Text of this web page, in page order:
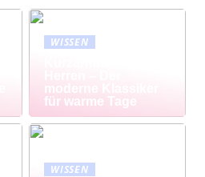
WISSEN
moderne Klassiker
für warme Tage
WISSEN